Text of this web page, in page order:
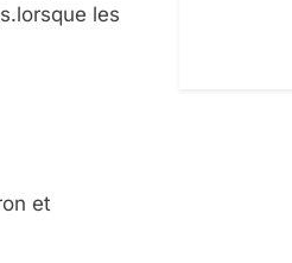
les
et
JUDAÏTE Par Thérèse Zrihen-